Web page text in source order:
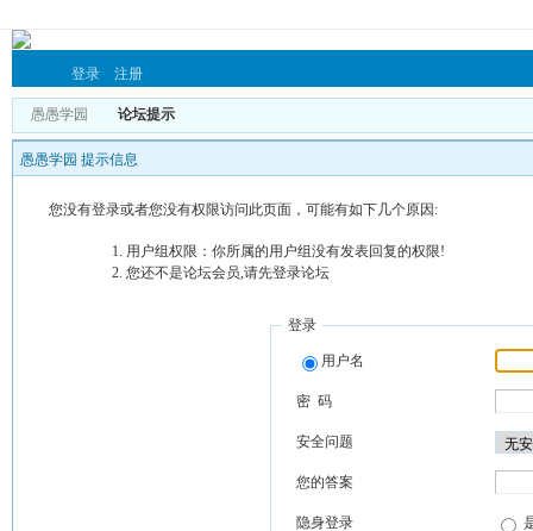
登录 注册
愚愚学园 论坛提示
愚愚学园 提示信息
您没有登录或者您没有权限访问此页面，可能有如下几个原因:
用户组权限：你所属的用户组没有发表回复的权限!
您还不是论坛会员,请先登录论坛
登录
用户名
密 码
安全问题
您的答案
隐身登录